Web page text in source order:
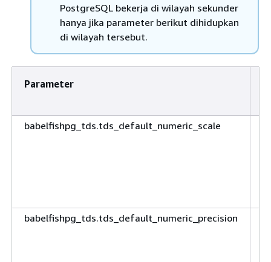
PostgreSQL bekerja di wilayah sekunder
hanya jika parameter berikut dihidupkan
di wilayah tersebut.
Parameter
babelfishpg_tds.tds_default_numeric_scale
babelfishpg_tds.tds_default_numeric_precision